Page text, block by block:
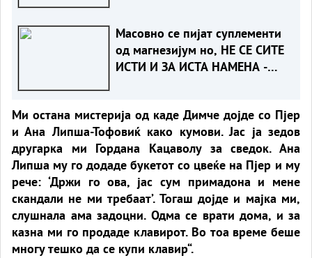
Масовно се пијат суплементи
од магнезијум но, НЕ СЕ СИТЕ
ИСТИ И ЗА ИСТА НАМЕНА -
Ми остана мистерија од каде Димче дојде со Пјер
и Ана Липша-Тофовиќ како кумови. Јас ја зедов
другарка ми Гордана Кацаволу за сведок. Ана
Липша му го додаде букетот со цвеќе на Пјер и му
рече: ‘Држи го ова, јас сум примадона и мене
скандали не ми требаат’. Тогаш дојде и мајка ми,
слушнала ама задоцни. Одма се врати дома, и за
казна ми го продаде клавирот. Во тоа време беше
многу тешко да се купи клавир“.